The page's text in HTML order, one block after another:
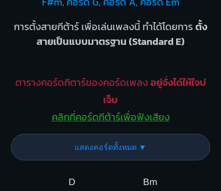
การตั้งสายกีต้าร์ เพื่อเล่นเพลงนี้ ทำได้โดยการตั้ง
สายเป็นแบบมาตรฐาน (Standard E)
ตารางคอร์ดกีตาร์ของคอร์ดเพลงอยู่จั่งได๋ให้ใจบ่
เจ็บ
คลิกที่คอร์ดกีต้าร์เพื่อฟังเสียง
แสดงคอร์ดทั้งหมด ▼
D Bm